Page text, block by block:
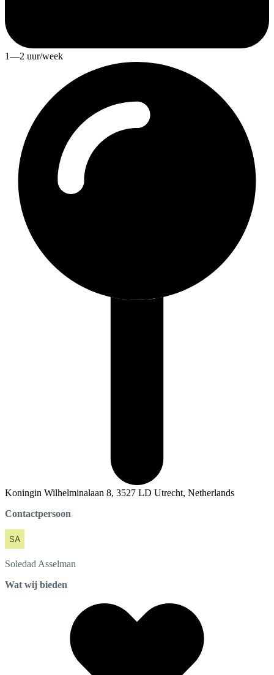
1—2 uur/week
Koningin Wilhelminalaan 8, 3527 LD Utrecht, Netherlands
Contactpersoon
Soledad Asselman
Wat wij bieden